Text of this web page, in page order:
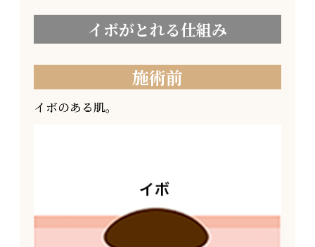
イボがとれる仕組み
施術前
イボのある肌。